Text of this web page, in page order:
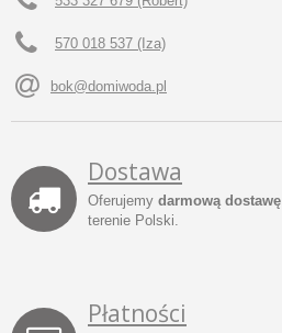
570 018 537 (Iza)
bok@domiwoda.pl
Dostawa
Oferujemy darmową dostawę
terenie Polski.
Płatności